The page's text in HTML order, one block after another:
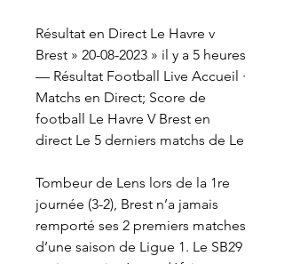
Résultat en Direct Le Havre v
Brest » 20-08-2023 » il y a 5 heures
— Résultat Football Live Accueil ·
Matchs en Direct; Score de
football Le Havre V Brest en
direct Le 5 derniers matchs de Le
Tombeur de Lens lors de la 1re
journée (3-2), Brest n’a jamais
remporté ses 2 premiers matches
d’une saison de Ligue 1. Le SB29